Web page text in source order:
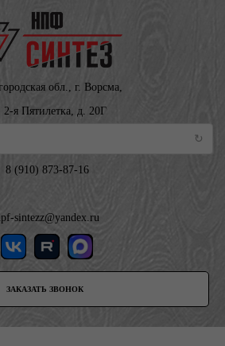
обл., г. Ворсма,
2-я Пятилетка, д. 20Г
8 (910) 873-87-16
sintezz@yandex.ru
ЗАКАЗАТЬ ЗВОНОК